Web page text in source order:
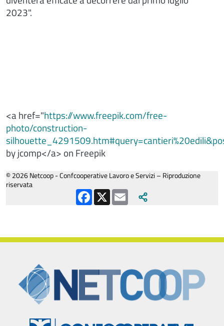
2023".
<a href="https://www.freepik.com/free-
photo/construction-
by jcomp</a> on Freepik
© 2026 Netcoop - Confcooperative Lavoro e Servizi – Riproduzione
riservata
Facebook
X Email